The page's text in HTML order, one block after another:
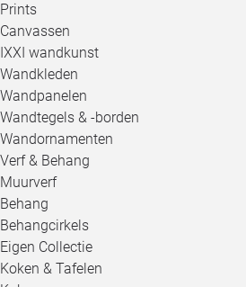
Prints
Canvassen
IXXI wandkunst
Wandkleden
Wandpanelen
Wandtegels & -borden
Wandornamenten
Verf & Behang
Muurverf
Behang
Behangcirkels
Eigen Collectie
Koken & Tafelen